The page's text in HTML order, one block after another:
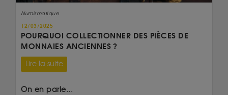
Numismatique
12/03/2025
POURQUOI COLLECTIONNER DES PIÈCES DE
MONNAIES ANCIENNES ?
Lire la suite
On en parle...